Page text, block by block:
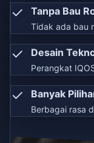
✓ Tanpa Bau
Tidak ada bau
✓ Desain
Perangkat
✓ Banyak
Berbagai rasa